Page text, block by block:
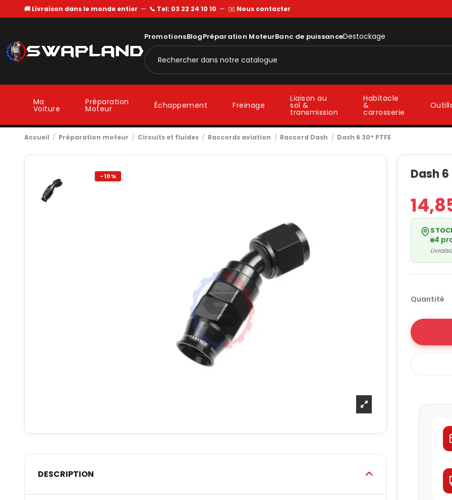
🚚 Livraison dans le monde entier — 📞 Tel: 03 22 24 10 10 — ✉️ Nous contacter
PromotionsBlogPréparation MoteurBanc de puissanceDestockage
Ma
Voiture
Préparation
Moteur Échappement Freinage
Liaison au
sol &
transmission
Habitacle
&
carrosserie
Accueil Préparation moteur Circuits et fluides Raccords aviation Raccord Dash Dash 6 30° PTFE
-10%
DESCRIPTION
Dash 6
4
Quantité